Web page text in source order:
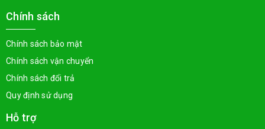
Chính sách
Chính sách bảo mật
Chính sách vận chuyển
Chính sách đổi trả
Quy định sử dụng
Hỗ trợ